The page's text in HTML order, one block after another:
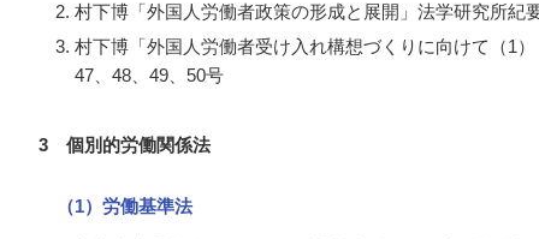
村下博「外国人労働者政策の形成と展開」法学研究所紀
村下博「外国人労働者受け入れ構想づくりに向けて（1
47、48、49、50号
3 個別的労働関係法
（1）労働基準法